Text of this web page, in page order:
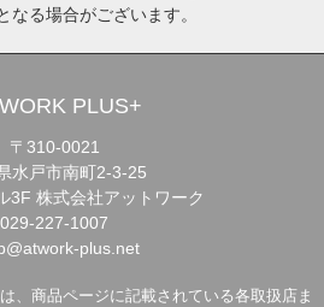
なる場合がございます。
PLUS+
〒310-0021
水戸市南町2-3-25
3F 株式会社アットワーク
029-227-1007
plus.net
、商品ページに記載されている各取扱店ま